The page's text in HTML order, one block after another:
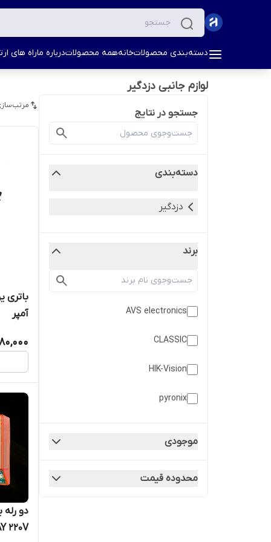
دسته‌بندی محصولاتخانههمه محصولاتدرباره ماراه های
لوازم جانبی دزدگیر
جستجو در نتایج
دسته‌بندی
دزدگیر
برند
AVS electronics
CLASSIC
HIK-Vision
pyronix
موجودی
محدوده قیمت
آمپر
220V